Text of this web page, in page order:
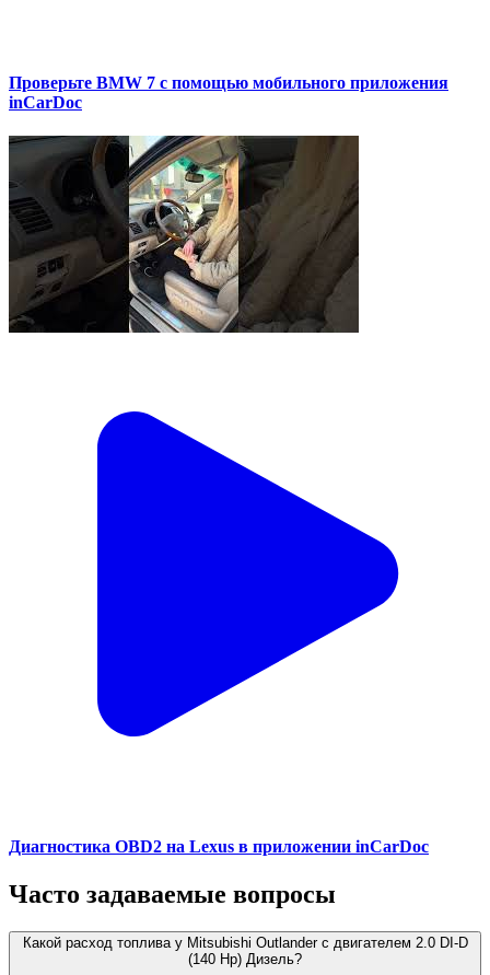
Проверьте BMW 7 с помощью мобильного приложения
inCarDoc
Диагностика OBD2 на Lexus в приложении inCarDoc
Часто задаваемые вопросы
Какой расход топлива у Mitsubishi Outlander с двигателем 2.0 DI-D
(140 Hp) Дизель?